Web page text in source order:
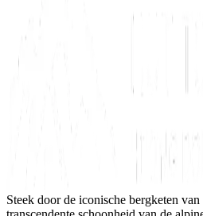
Steek door de iconische bergketen